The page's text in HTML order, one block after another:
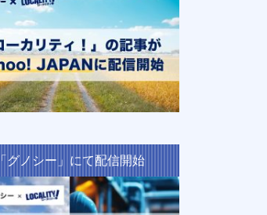
「グノシー」にて配信開始